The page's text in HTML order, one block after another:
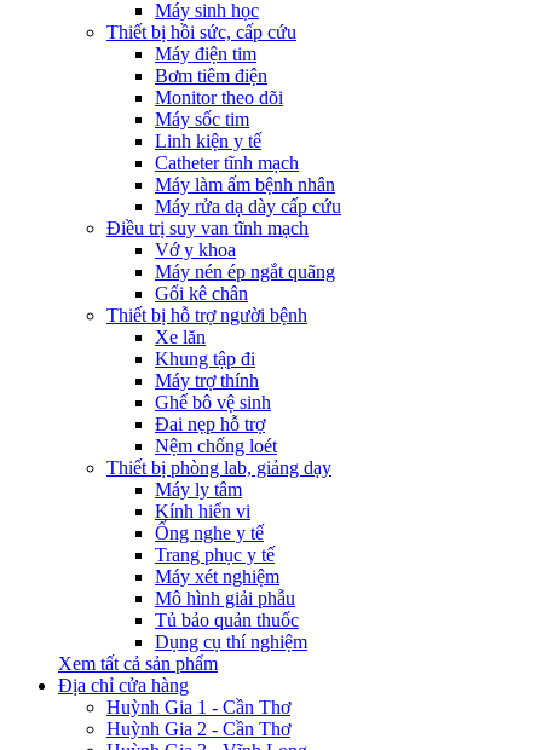
Máy sinh học
Thiết bị hồi sức, cấp cứu
Máy điện tim
Bơm tiêm điện
Monitor theo dõi
Máy sốc tim
Linh kiện y tế
Catheter tĩnh mạch
Máy làm ấm bệnh nhân
Máy rửa dạ dày cấp cứu
Điều trị suy van tĩnh mạch
Vớ y khoa
Máy nén ép ngắt quãng
Gối kê chân
Thiết bị hỗ trợ người bệnh
Xe lăn
Khung tập đi
Máy trợ thính
Ghế bô vệ sinh
Đai nẹp hỗ trợ
Nệm chống loét
Thiết bị phòng lab, giảng dạy
Máy ly tâm
Kính hiển vi
Ống nghe y tế
Trang phục y tế
Máy xét nghiệm
Mô hình giải phẫu
Tủ bảo quản thuốc
Dụng cụ thí nghiệm
Xem tất cả sản phẩm
Địa chỉ cửa hàng
Huỳnh Gia 1 - Cần Thơ
Huỳnh Gia 2 - Cần Thơ